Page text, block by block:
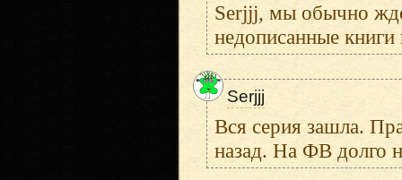
Serjjj, мы обычно
недописанные
Serjjj
Вся серия зашла.
назад. На ФВ долго